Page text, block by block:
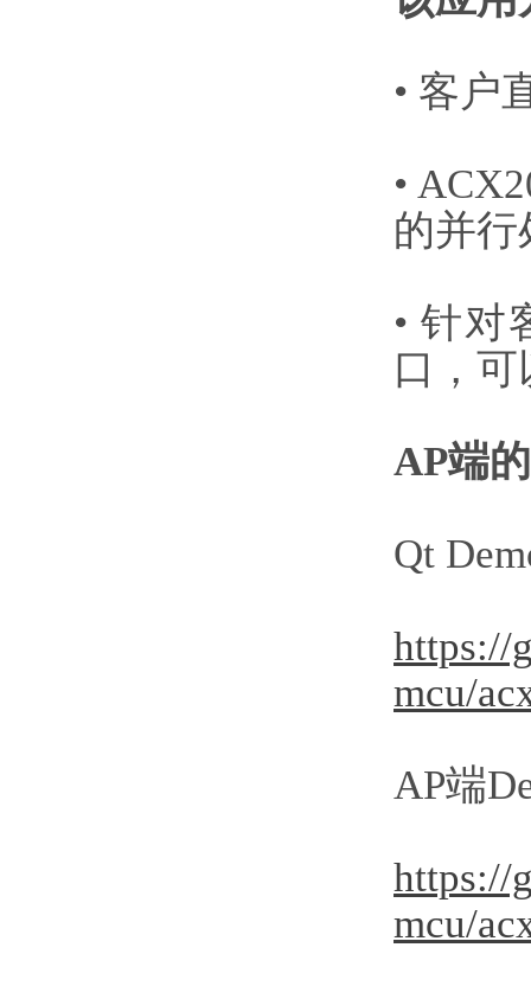
• 客户
•
的并行
• 针对
口，
AP端
Qt
https://
mcu/
AP端
https://
mcu/